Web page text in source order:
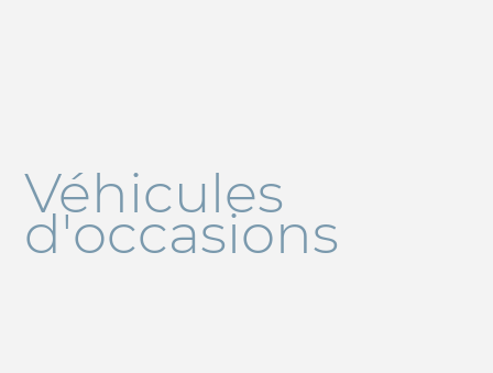
Véhicules
d'occasions